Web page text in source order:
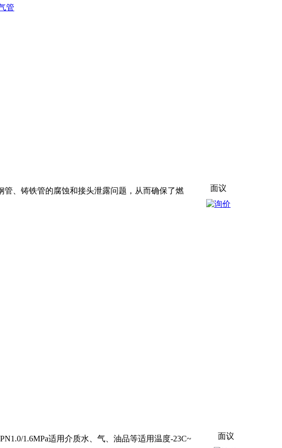
管
、铸铁管的腐蚀和接头泄露问题，从而确保了燃
面议
1.6MPa适用介质水、气、油品等适用温度-23C~
面议